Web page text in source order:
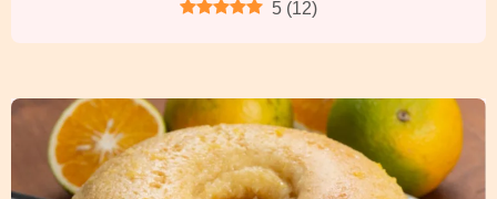
5 (12)